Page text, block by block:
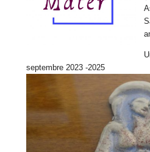
septembre 2023 -2025